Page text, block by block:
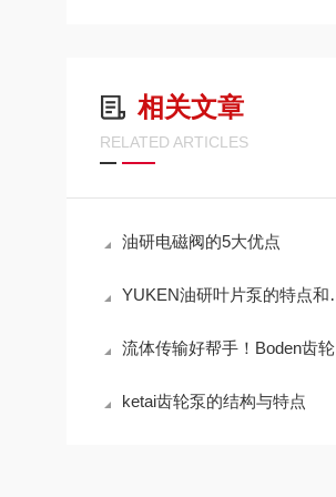
相关文章
RELATED ARTICLES
油研电磁阀的5大优点
YUKEN油研叶片泵的特点和优势
流体传输好帮手！Boden齿轮泵，适配多种粘度介质，输送效率拉满
ketai齿轮泵的结构与特点